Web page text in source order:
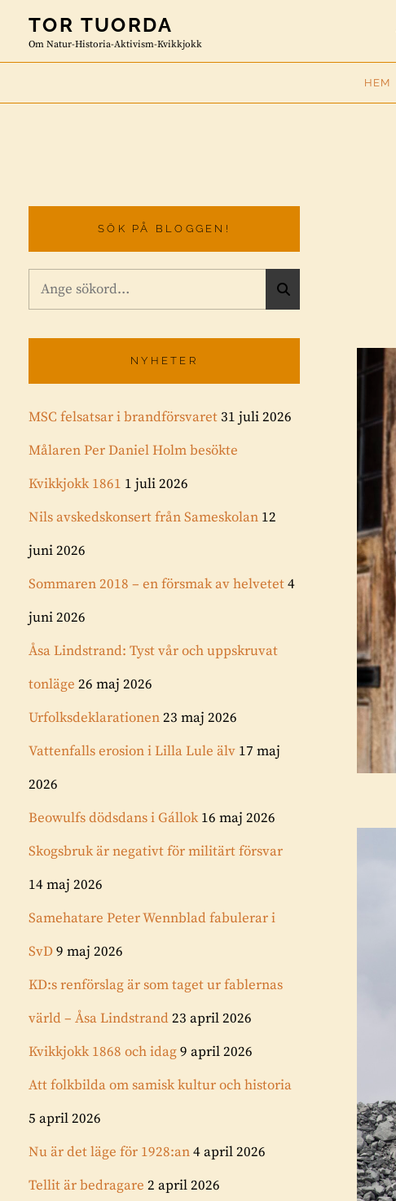
content
TOR TUORDA
Om Natur-Historia-Aktivism-Kvikkjokk
HEM
SÖK PÅ BLOGGEN!
efter:
NYHETER
MSC felsatsar i brandförsvaret 31 juli 2026
Målaren Per Daniel Holm besökte
Kvikkjokk 1861 1 juli 2026
Nils avskedskonsert från Sameskolan 12
juni 2026
Sommaren 2018 – en försmak av helvetet4
juni 2026
Åsa Lindstrand: Tyst vår och uppskruvat
tonläge 26 maj 2026
Urfolksdeklarationen23 maj 2026
Vattenfalls erosion i Lilla Lule älv 17 maj
2026
Beowulfs dödsdans i Gállok 16 maj 2026
Skogsbruk är negativt för militärt försvar
14 maj 2026
Samehatare Peter Wennblad fabulerar i
SvD9 maj 2026
KD:s renförslag är som taget ur fablernas
värld – Åsa Lindstrand23 april 2026
Kvikkjokk 1868 och idag9 april 2026
Att folkbilda om samisk kultur och historia
5 april 2026
Nu är det läge för 1928:an4 april 2026
Tellit är bedragare 2 april 2026